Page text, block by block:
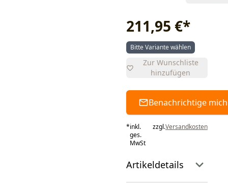
211,95 €*
Bitte Variante wählen
Zur Wunschliste
hinzufügen
Benachrichtige mich
*inkl.
ges.
MwSt
zzgl.Versandkosten
Artikeldetails